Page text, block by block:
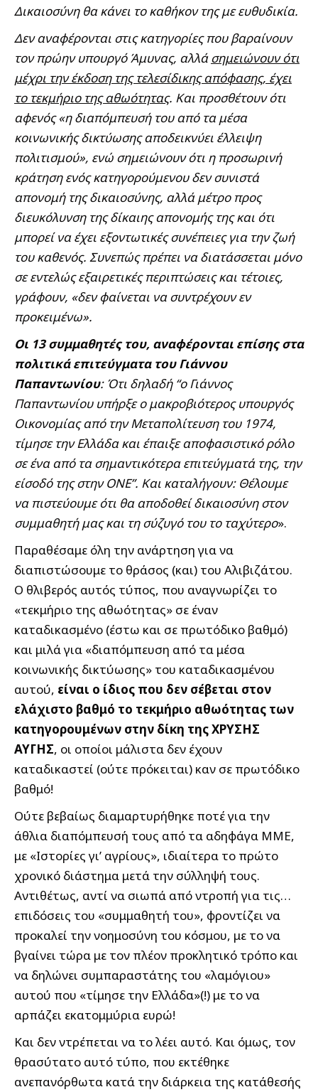
Δικαιοσύνη θα κάνει το καθήκον της με ευθυδικία.
Δεν αναφέρονται στις κατηγορίες που βαραίνουν
τον πρώην υπουργό Άμυνας, αλλάσημειώνουν ότι
μέχρι την έκδοση της τελεσίδικης απόφασης, έχει
το τεκμήριο της αθωότητας. Και προσθέτουν ότι
αφενός «η διαπόμπευσή του από τα μέσα
κοινωνικής δικτύωσης αποδεικνύει έλλειψη
πολιτισμού», ενώ σημειώνουν ότι η προσωρινή
κράτηση ενός κατηγορούμενου δεν συνιστά
απονομή της δικαιοσύνης, αλλά μέτρο προς
διευκόλυνση της δίκαιης απονομής της και ότι
μπορεί να έχει εξοντωτικές συνέπειες για την ζωή
του καθενός. Συνεπώς πρέπει να διατάσσεται μόνο
σε εντελώς εξαιρετικές περιπτώσεις και τέτοιες,
γράφουν, «δεν φαίνεται να συντρέχουν εν
προκειμένω».
Οι 13 συμμαθητές του, αναφέρονται επίσης στα
πολιτικά επιτεύγματα του Γιάννου
Παπαντωνίου: Ότι δηλαδή “ο Γιάννος
Παπαντωνίου υπήρξε ο μακροβιότερος υπουργός
Οικονομίας από την Μεταπολίτευση του 1974,
τίμησε την Ελλάδα και έπαιξε αποφασιστικό ρόλο
σε ένα από τα σημαντικότερα επιτεύγματά της, την
είσοδό της στην ΟΝΕ”. Και καταλήγουν: Θέλουμε
να πιστεύουμε ότι θα αποδοθεί δικαιοσύνη στον
συμμαθητή μας και τη σύζυγό του το ταχύτερο».
Παραθέσαμε όλη την ανάρτηση για να
διαπιστώσουμε το θράσος (και) του Αλιβιζάτου.
Ο θλιβερός αυτός τύπος, που αναγνωρίζει το
«τεκμήριο της αθωότητας» σε έναν
καταδικασμένο (έστω και σε πρωτόδικο βαθμό)
και μιλά για «διαπόμπευση από τα μέσα
κοινωνικής δικτύωσης» του καταδικασμένου
αυτού, είναι ο ίδιος που δεν σέβεται στον
ελάχιστο βαθμό το τεκμήριο αθωότητας των
κατηγορουμένων στην δίκη της ΧΡΥΣΗΣ
ΑΥΓΗΣ, οι οποίοι μάλιστα δεν έχουν
καταδικαστεί (ούτε πρόκειται) καν σε πρωτόδικο
βαθμό!
Ούτε βεβαίως διαμαρτυρήθηκε ποτέ για την
άθλια διαπόμπευσή τους από τα αδηφάγα ΜΜΕ,
με «Ιστορίες γι’ αγρίους», ιδιαίτερα το πρώτο
χρονικό διάστημα μετά την σύλληψή τους.
Αντιθέτως, αντί να σιωπά από ντροπή για τις…
επιδόσεις του «συμμαθητή του», φροντίζει να
προκαλεί την νοημοσύνη του κόσμου, με το να
βγαίνει τώρα με τον πλέον προκλητικό τρόπο και
να δηλώνει συμπαραστάτης του «λαμόγιου»
αυτού που «τίμησε την Ελλάδα»(!) με το να
αρπάζει εκατομμύρια ευρώ!
Και δεν ντρέπεται να το λέει αυτό. Και όμως, τον
θρασύτατο αυτό τύπο, που εκτέθηκε
ανεπανόρθωτα κατά την διάρκεια της κατάθεσής